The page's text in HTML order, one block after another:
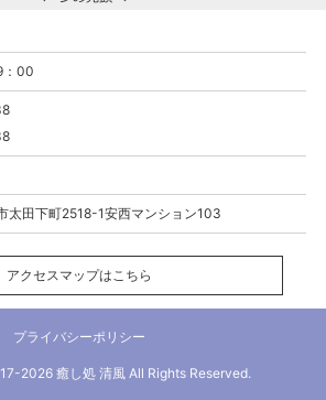
：00
太田下町2518-1安西マンション103
アクセスマップはこちら
プライバシーポリシー
2026 癒し処 清風 All Rights Reserved.